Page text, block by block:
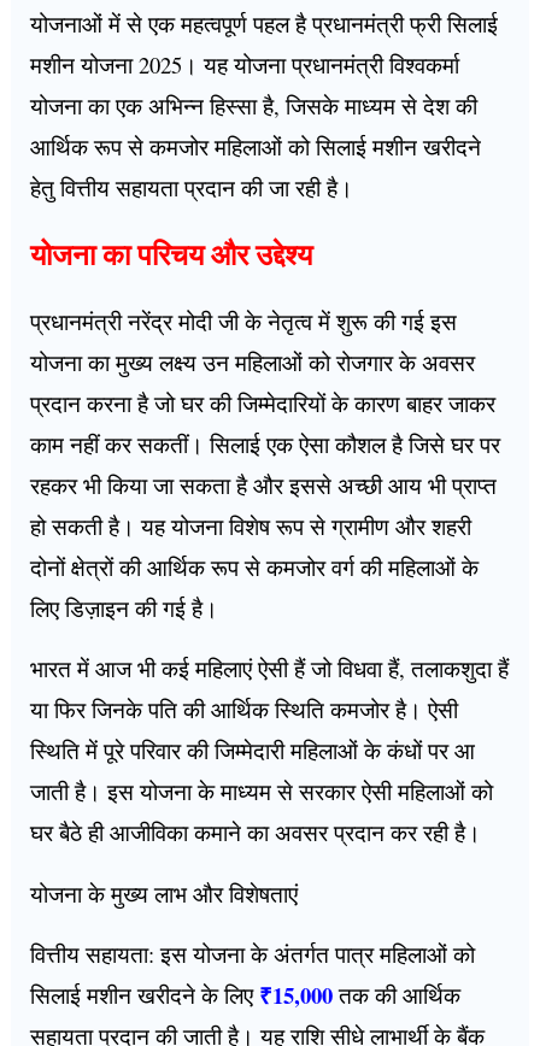
योजनाओं में से एक महत्वपूर्ण पहल है प्रधानमंत्री फ्री सिलाई
मशीन योजना 2025। यह योजना प्रधानमंत्री विश्वकर्मा
योजना का एक अभिन्न हिस्सा है, जिसके माध्यम से देश की
आर्थिक रूप से कमजोर महिलाओं को सिलाई मशीन खरीदने
हेतु वित्तीय सहायता प्रदान की जा रही है।
योजना का परिचय और उद्देश्य
प्रधानमंत्री नरेंद्र मोदी जी के नेतृत्व में शुरू की गई इस
योजना का मुख्य लक्ष्य उन महिलाओं को रोजगार के अवसर
प्रदान करना है जो घर की जिम्मेदारियों के कारण बाहर जाकर
काम नहीं कर सकतीं। सिलाई एक ऐसा कौशल है जिसे घर पर
रहकर भी किया जा सकता है और इससे अच्छी आय भी प्राप्त
हो सकती है। यह योजना विशेष रूप से ग्रामीण और शहरी
दोनों क्षेत्रों की आर्थिक रूप से कमजोर वर्ग की महिलाओं के
लिए डिज़ाइन की गई है।
भारत में आज भी कई महिलाएं ऐसी हैं जो विधवा हैं, तलाकशुदा हैं
या फिर जिनके पति की आर्थिक स्थिति कमजोर है। ऐसी
स्थिति में पूरे परिवार की जिम्मेदारी महिलाओं के कंधों पर आ
जाती है। इस योजना के माध्यम से सरकार ऐसी महिलाओं को
घर बैठे ही आजीविका कमाने का अवसर प्रदान कर रही है।
योजना के मुख्य लाभ और विशेषताएं
वित्तीय सहायता: इस योजना के अंतर्गत पात्र महिलाओं को
सिलाई मशीन खरीदने के लिए ₹15,000 तक की आर्थिक
सहायता प्रदान की जाती है। यह राशि सीधे लाभार्थी के बैंक